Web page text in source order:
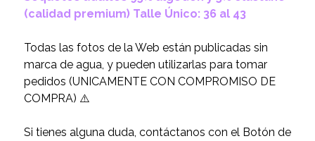
(calidad premium) Talle Único: 36 al 43
Todas las fotos de la Web están publicadas sin
marca de agua, y pueden utilizarlas para tomar
pedidos (UNICAMENTE CON COMPROMISO DE
COMPRA) ⚠️
Si tienes alguna duda, contáctanos con el Botón de